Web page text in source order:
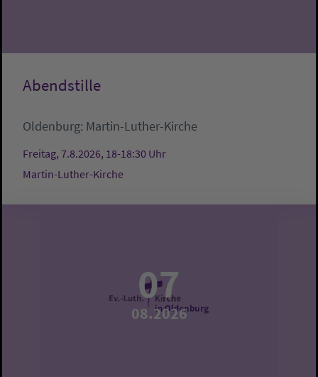
Abendstille
Oldenburg: Martin-Luther-Kirche
Freitag, 7.8.2026, 18-18:30 Uhr
Martin-Luther-Kirche
07
08.2026